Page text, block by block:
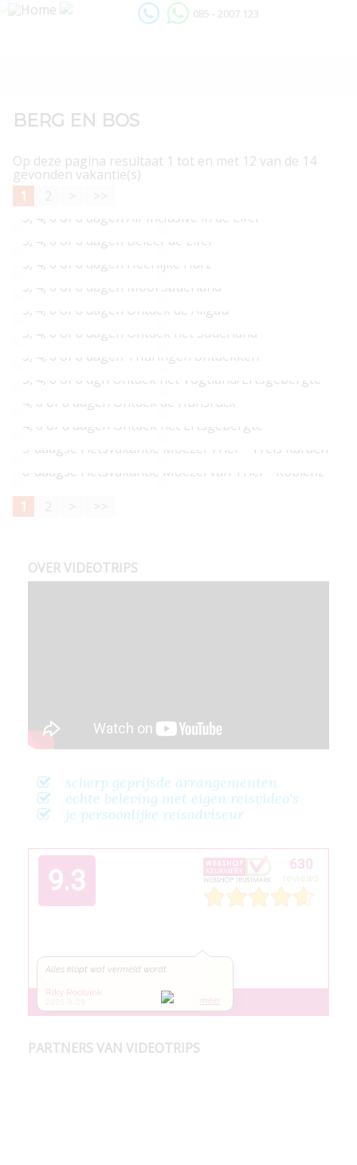
085 - 2007 123
BERG EN BOS
Op deze pagina resultaat 1 tot en met 12 van de 14
gevonden vakantie(s)
1
3, 4, 6 of 8 dagen All-Inclusive in de Eifel
3, 4, 6 of 8 dagen Beleef de Eifel
3, 4, 6 of 8 dagen Heerlijke Harz
3, 4, 6 of 8 dagen Mooi Sauerland
3, 4, 6 of 8 dagen Ontdek de Allgäu
3, 4, 6 of 8 dagen Ontdek het Sauerland
v.a. € 109
3, 4, 6 of 8 dagen Thüringen ontdekken
3, 4, 6 of 8 dgn Ontdek het Vogtland/Ertsgebergte
4, 6 of 8 dagen Ontdek de Hunsrück
v.a. € 259
4, 6 of 8 dagen Ontdek het Ertsgebergte
v.a. € 518
5-daagse Fietsvakantie Moezel Trier - Treis Karden
6-daagse Fietsvakantie Moezel van Trier - Koblenz
1
OVER VIDEOTRIPS
scherp geprijsde arrangementen
echte beleving met eigen reisvideo's
je persoonlijke reisadviseur
PARTNERS VAN VIDEOTRIPS